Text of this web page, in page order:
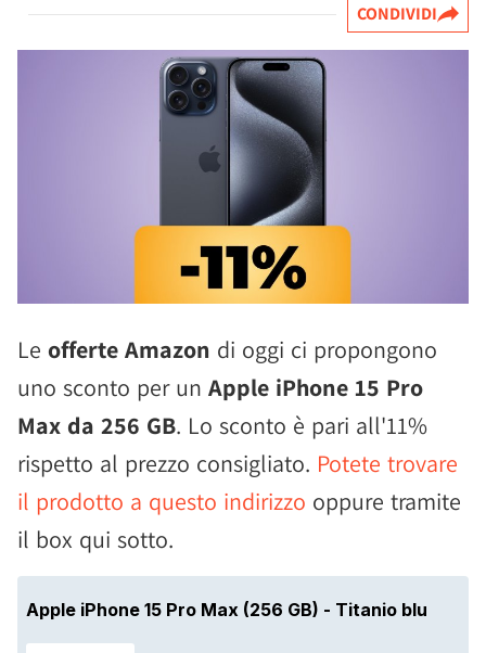
CONDIVIDI
Le offerte Amazon di oggi ci propongono
uno sconto per un Apple iPhone 15 Pro
Max da 256 GB. Lo sconto è pari all'11%
rispetto al prezzo consigliato. Potete trovare
il prodotto a questo indirizzo oppure tramite
il box qui sotto.